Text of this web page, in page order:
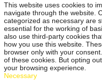
This website uses cookies to
navigate through the website.
categorized as necessary are
essential for the working of
also use third-party cookies
how you use this website.
browser only with your
of these cookies. But opting
your browsing experience.
Necessary